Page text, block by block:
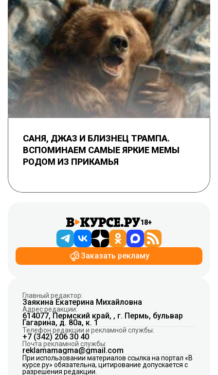
САНЯ, ДЖАЗ И БЛИЗНЕЦ ТРАМПА.
ВСПОМИНАЕМ САМЫЕ ЯРКИЕ МЕМЫ
РОДОМ ИЗ ПРИКАМЬЯ
18+
Заказать рекламу
Главный редактор:
Заякина Екатерина Михайловна
Адрес редакции:
614077, Пермский край, , г. Пермь, бульвар
Гагарина, д. 80а, к. 1
Телефон редакции и рекламной службы:
+7 (342) 206 30 40
Почта рекламной службы:
reklamamagma@gmail.com
При использовании материалов ссылка на портал «В
курсе.ру» обязательна, цитирование допускается с
разрешения редакции.